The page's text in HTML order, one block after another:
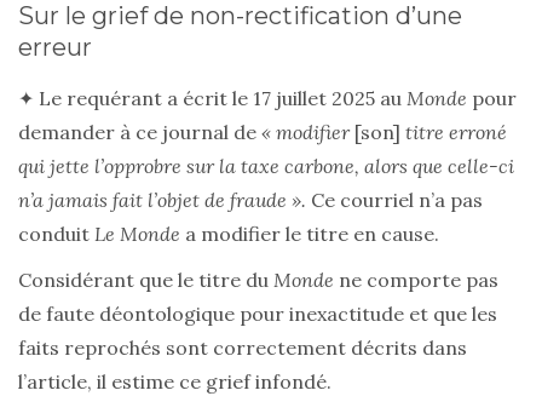
Sur le grief de non-rectification d’une
erreur
✦ Le requérant a écrit le 17 juillet 2025 au Monde pour
demander à ce journal de « modifier[son] titre erroné
qui jette l’opprobre sur la taxe carbone, alors que celle-ci
n’a jamais fait l’objet de fraude ». Ce courriel n’a pas
conduit Le Monde a modifier le titre en cause.
Considérant que le titre du Monde ne comporte pas
de faute déontologique pour inexactitude et que les
faits reprochés sont correctement décrits dans
l’article, il estime ce grief infondé.